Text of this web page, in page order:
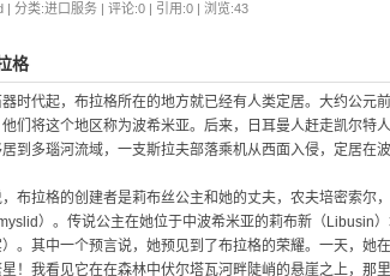
| 分类:进口服务 | 评论:0 | 引用:0 | 浏览:43
格
器时代起，布拉格所在的地方就已经有人类定居。大约公元
们将这个地区称为波希米亚。后来，日耳曼人赶走凯尔特
到多瑙河流域，一支斯拉夫部落乘机从西面入侵，定居在
布拉格的创建者是莉布丝公主和她的丈夫，农夫培密索尔
）。传说公主在她位于中波希米亚的莉布新（Libusin
。其中一个预言说，她预见到了布拉格的荣耀。一天，她
！我看见它在在森林中伏尔塔瓦河畔陡峭的悬崖之上，那